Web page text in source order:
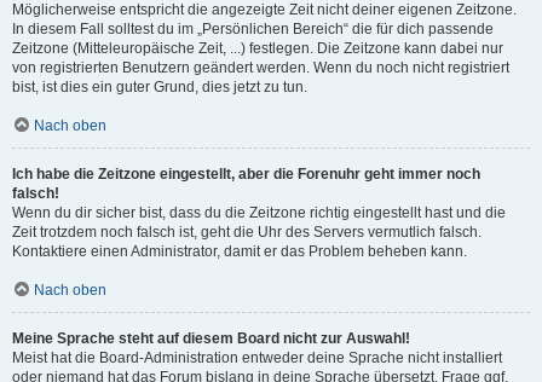
Möglicherweise entspricht die angezeigte Zeit nicht deiner eigenen Zeitzone.
In diesem Fall solltest du im „Persönlichen Bereich“ die für dich passende
Zeitzone (Mitteleuropäische Zeit, ...) festlegen. Die Zeitzone kann dabei nur
von registrierten Benutzern geändert werden. Wenn du noch nicht registriert
bist, ist dies ein guter Grund, dies jetzt zu tun.
Nach oben
Ich habe die Zeitzone eingestellt, aber die Forenuhr geht immer noch
falsch!
Wenn du dir sicher bist, dass du die Zeitzone richtig eingestellt hast und die
Zeit trotzdem noch falsch ist, geht die Uhr des Servers vermutlich falsch.
Kontaktiere einen Administrator, damit er das Problem beheben kann.
Nach oben
Meine Sprache steht auf diesem Board nicht zur Auswahl!
Meist hat die Board-Administration entweder deine Sprache nicht installiert
oder niemand hat das Forum bislang in deine Sprache übersetzt. Frage ggf.